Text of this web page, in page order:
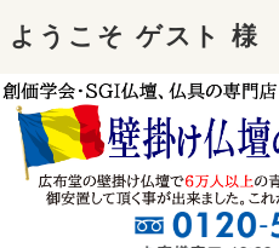
ようこそ ゲスト 様